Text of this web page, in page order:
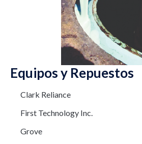
Equipos y Repuestos
Clark Reliance
First Technology Inc.
Grove